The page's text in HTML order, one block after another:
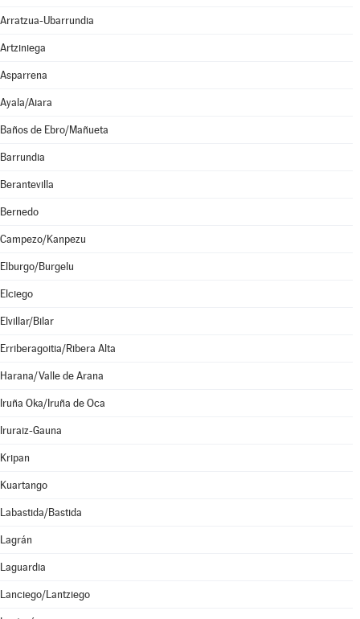
Arratzua-Ubarrundia
Artziniega
Asparrena
Ayala/Aiara
Baños de Ebro/Mañueta
Barrundia
Berantevilla
Bernedo
Campezo/Kanpezu
Elburgo/Burgelu
Elciego
Elvillar/Bilar
Erriberagoitia/Ribera Alta
Harana/Valle de Arana
Iruña Oka/Iruña de Oca
Iruraiz-Gauna
Kripan
Kuartango
Labastida/Bastida
Lagrán
Laguardia
Lanciego/Lantziego